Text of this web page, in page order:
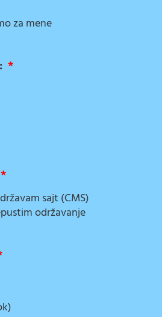
za mene
sajt (CMS)
održavanje